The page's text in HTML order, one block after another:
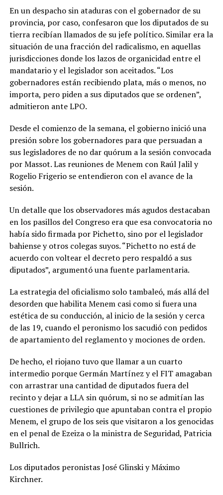
En un despacho sin ataduras con el gobernador de su
provincia, por caso, confesaron que los diputados de su
tierra recibían llamados de su jefe político. Similar era la
situación de una fracción del radicalismo, en aquellas
jurisdicciones donde los lazos de organicidad entre el
mandatario y el legislador son aceitados. “Los
gobernadores están recibiendo plata, más o menos, no
importa, pero piden a sus diputados que se ordenen”,
admitieron ante LPO.
Desde el comienzo de la semana, el gobierno inició una
presión sobre los gobernadores para que persuadan a
sus legisladores de no dar quórum a la sesión convocada
por Massot. Las reuniones de Menem con Raúl Jalil y
Rogelio Frigerio se entendieron con el avance de la
sesión.
Un detalle que los observadores más agudos destacaban
en los pasillos del Congreso era que esa convocatoria no
había sido firmada por Pichetto, sino por el legislador
bahiense y otros colegas suyos. “Pichetto no está de
acuerdo con voltear el decreto pero respaldó a sus
diputados”, argumentó una fuente parlamentaria.
La estrategia del oficialismo solo tambaleó, más allá del
desorden que habilita Menem casi como si fuera una
estética de su conducción, al inicio de la sesión y cerca
de las 19, cuando el peronismo los sacudió con pedidos
de apartamiento del reglamento y mociones de orden.
De hecho, el riojano tuvo que llamar a un cuarto
intermedio porque Germán Martínez y el FIT amagaban
con arrastrar una cantidad de diputados fuera del
recinto y dejar a LLA sin quórum, si no se admitían las
cuestiones de privilegio que apuntaban contra el propio
Menem, el grupo de los seis que visitaron a los genocidas
en el penal de Ezeiza o la ministra de Seguridad, Patricia
Bullrich.
Los diputados peronistas José Glinski y Máximo
Kirchner.